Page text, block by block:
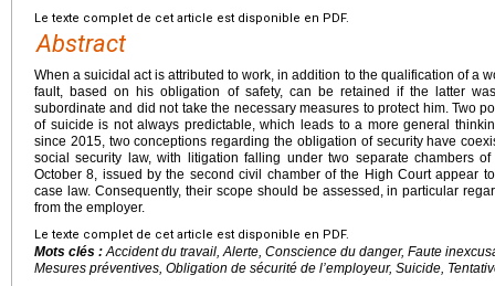
Le texte complet de cet article est disponible en PDF.
Abstract
When a suicidal act is attributed to work, in addition to the qualification of a
fault, based on his obligation of safety, can be retained if the latter
subordinate and did not take the necessary measures to protect him. Two
of suicide is not always predictable, which leads to a more general
since 2015, two conceptions regarding the obligation of security have
social security law, with litigation falling under two separate chambers
October 8, issued by the second civil chamber of the High Court appear
case law. Consequently, their scope should be assessed, in particular
from the employer.
Le texte complet de cet article est disponible en PDF.
Mots clés : Accident du travail, Alerte, Conscience du danger, Faute
Mesures préventives, Obligation de sécurité de l’employeur, Suicide,